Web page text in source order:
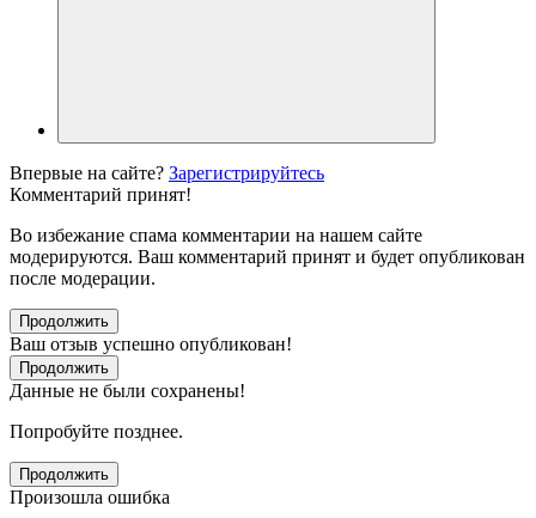
Впервые на сайте? Зарегистрируйтесь
Комментарий принят!
Во избежание спама комментарии на нашем сайте
модерируются. Ваш комментарий принят и будет опубликован
после модерации.
Продолжить
Ваш отзыв успешно опубликован!
Продолжить
Данные не были сохранены!
Попробуйте позднее.
Продолжить
Произошла ошибка